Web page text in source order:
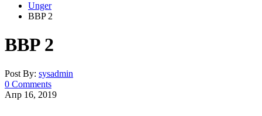
Unger
BBP 2
BBP 2
Post By: sysadmin
0 Comments
Апр 16, 2019